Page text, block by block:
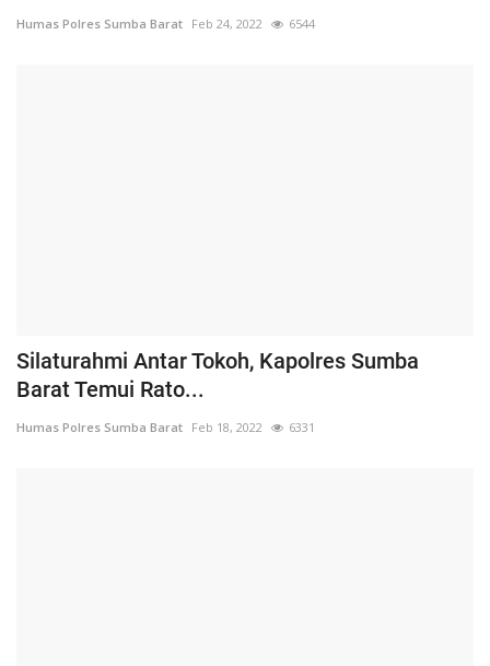
Humas Polres Sumba Barat Feb 24, 2022 6544
Silaturahmi Antar Tokoh, Kapolres Sumba
Barat Temui Rato...
Humas Polres Sumba Barat Feb 18, 2022 6331